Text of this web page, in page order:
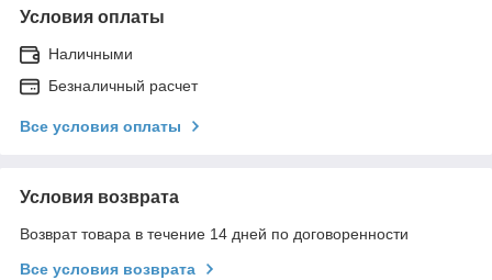
Условия оплаты
Наличными
Безналичный расчет
Все условия оплаты
Условия возврата
Возврат товара в течение 14 дней по договоренности
Все условия возврата